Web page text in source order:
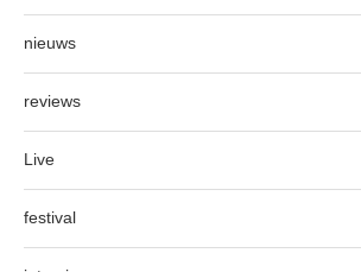
nieuws
reviews
Live
festival